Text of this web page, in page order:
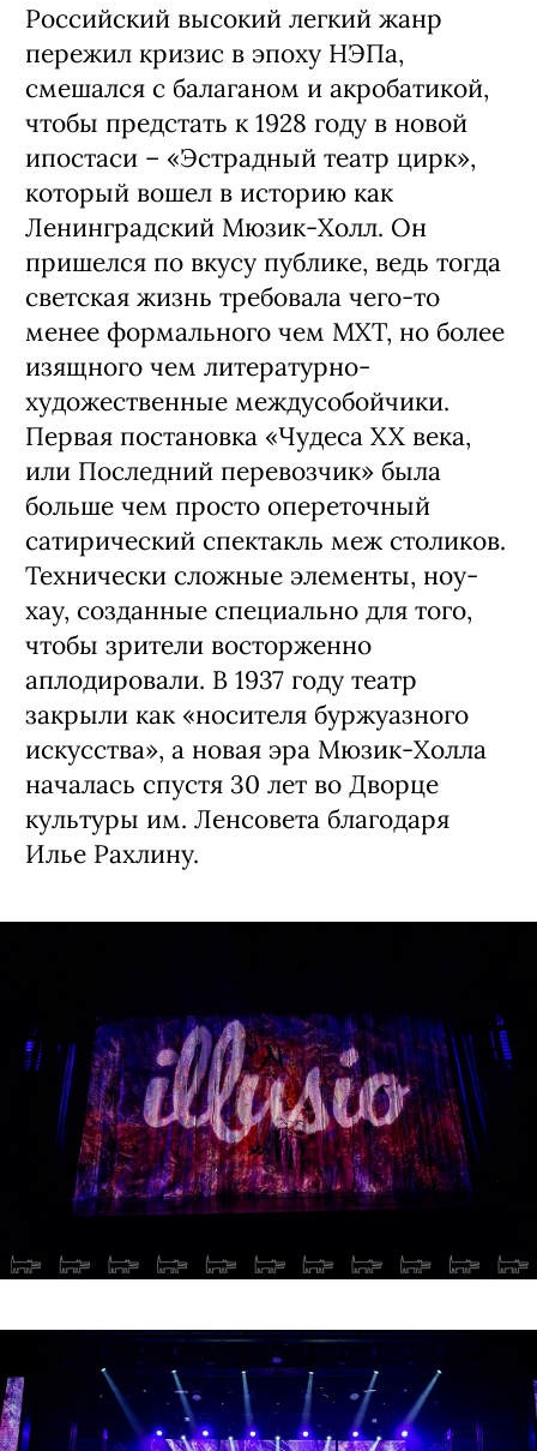
Российский высокий легкий жанр
пережил кризис в эпоху НЭПа,
смешался с балаганом и акробатикой,
чтобы предстать к 1928 году в новой
ипостаси – «Эстрадный театр цирк»,
который вошел в историю как
Ленинградский Мюзик-Холл. Он
пришелся по вкусу публике, ведь тогда
светская жизнь требовала чего-то
менее формального чем МХТ, но более
изящного чем литературно-
художественные междусобойчики.
Первая постановка «Чудеса XX века,
или Последний перевозчик» была
больше чем просто опереточный
сатирический спектакль меж столиков.
Технически сложные элементы, ноу-
хау, созданные специально для того,
чтобы зрители восторженно
аплодировали. В 1937 году театр
закрыли как «носителя буржуазного
искусства», а новая эра Мюзик-Холла
началась спустя 30 лет во Дворце
культуры им. Ленсовета благодаря
Илье Рахлину.